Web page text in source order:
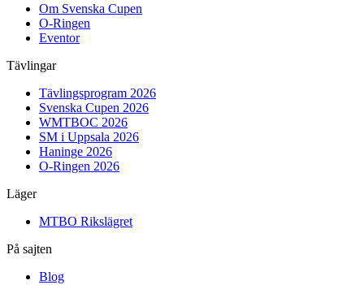
Om Svenska Cupen
O-Ringen
Eventor
Tävlingar
Tävlingsprogram 2026
Svenska Cupen 2026
WMTBOC 2026
SM i Uppsala 2026
Haninge 2026
O-Ringen 2026
Läger
MTBO Rikslägret
På sajten
Blog